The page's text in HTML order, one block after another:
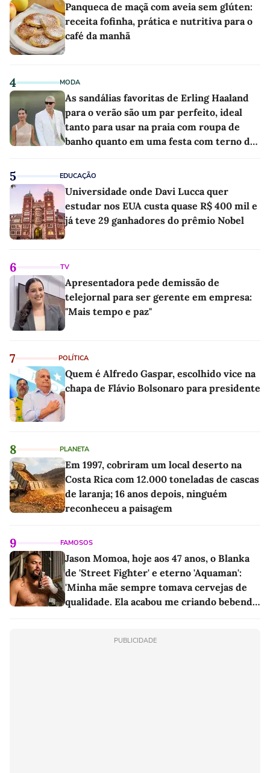
Panqueca de maçã com aveia sem glúten:
receita fofinha, prática e nutritiva para o
café da manhã
4 MODA
As sandálias favoritas de Erling Haaland
para o verão são um par perfeito, ideal
tanto para usar na praia com roupa de
banho quanto em uma festa com terno de
5 EDUCAÇÃO
Universidade onde Davi Lucca quer
estudar nos EUA custa quase R$ 400 mil e
já teve 29 ganhadores do prêmio Nobel
6 TV
Apresentadora pede demissão de
telejornal para ser gerente em empresa:
"Mais tempo e paz"
7 POLÍTICA
Quem é Alfredo Gaspar, escolhido vice na
chapa de Flávio Bolsonaro para presidente
8 PLANETA
Em 1997, cobriram um local deserto na
Costa Rica com 12.000 toneladas de cascas
de laranja; 16 anos depois, ninguém
reconheceu a paisagem
9 FAMOSOS
Jason Momoa, hoje aos 47 anos, o Blanka
de 'Street Fighter' e eterno 'Aquaman':
'Minha mãe sempre tomava cervejas de
qualidade. Ela acabou me criando bebendo
PUBLICIDADE